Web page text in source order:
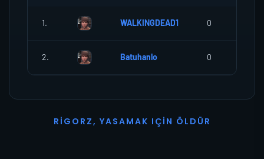
1. WALKINGDEAD1 0
2. Batuhanlo 0
R I G O R Z, YASAMAK I ÇI N Ö L D Ü R